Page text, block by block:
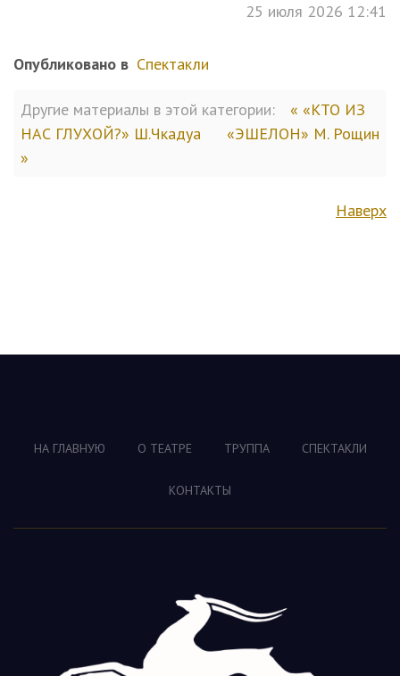
25 июля 2026 12:41
Опубликовано в Спектакли
Другие материалы в этой категории:
« «КТО ИЗ
НАС ГЛУХОЙ?» Ш.Чкадуа
«ЭШЕЛОН» М. Рощин
»
Наверх
НА ГЛАВНУЮ О ТЕАТРЕ ТРУППА СПЕКТАКЛИ
КОНТАКТЫ